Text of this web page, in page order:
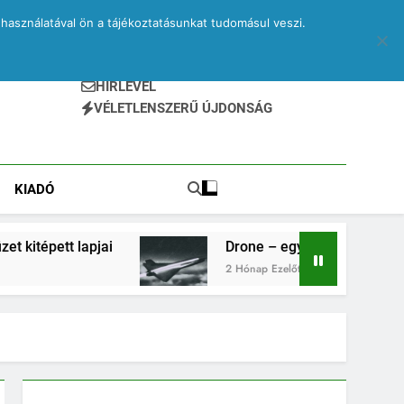
HÍRLEVÉL
VÉLETLENSZERŰ ÚJDONSÁG
KIADÓ
Drone – egy elveszett jegyzetfüzet kitépett
2 Hónap Ezelőtt
ön a tájékoztatásunkat tudomásul veszi.